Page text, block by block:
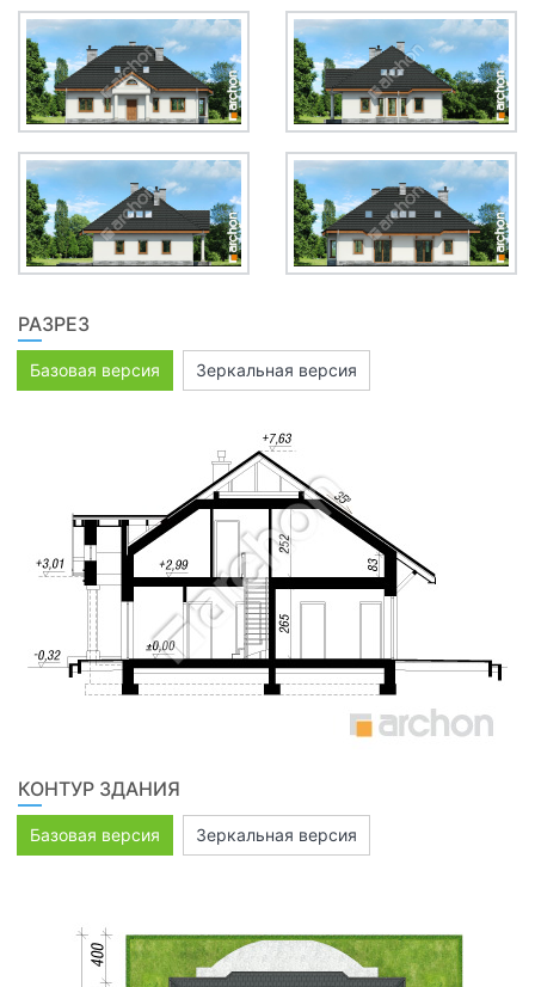
РАЗРЕЗ
Базовая версия Зеркальная версия
КОНТУР ЗДАНИЯ
Базовая версия Зеркальная версия